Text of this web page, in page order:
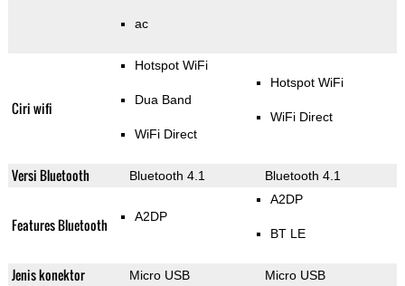
ac
Ciri wifi
Hotspot WiFi
Dua Band
WiFi Direct
Hotspot WiFi
WiFi Direct
Versi Bluetooth Bluetooth 4.1 Bluetooth 4.1
Features Bluetooth A2DP
A2DP
BT LE
Jenis konektor Micro USB Micro USB